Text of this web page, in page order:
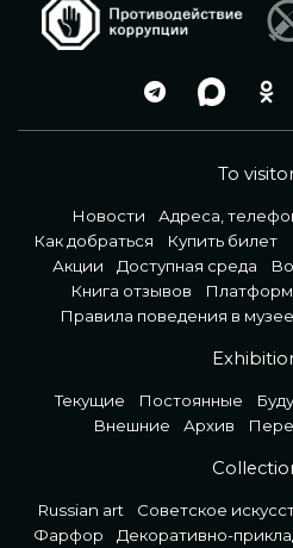
To
Новости
Адреса,
Как добраться
Купить билет
Акции
Доступная среда
Книга отзывов
Правила поведения в музее
Текущие Постоянные
Внешние
Архив
Russian art Советское
Фарфор
Декоративно-